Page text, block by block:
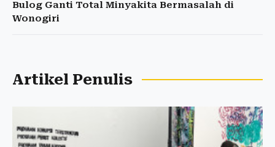
Bulog Ganti Total Minyakita Bermasalah di
Wonogiri
Artikel Penulis